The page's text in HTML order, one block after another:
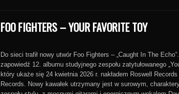
FOO FIGHTERS – YOUR FAVORITE TOY
Do sieci trafił nowy utwór Foo Fighters – „Caught In The
zapowiedź 12. albumu studyjnego zespołu zatytułowanego
który ukaże się 24 kwietnia 2026 r. nakładem Roswell
Records. Nowy kawałek utrzymany jest w surowym,